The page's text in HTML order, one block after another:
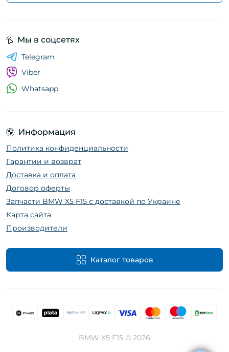
Информация
Политика конфиденциальности
Гарантии и возврат
Доставка и оплата
Договор оферты
Запчасти BMW X5 F15 с доставкой по Украине
Карта сайта
Производители
Каталог товаров
Мы в соцсетях
Telegram
Viber
Whatsapp
BMW X5 F15 © 2026